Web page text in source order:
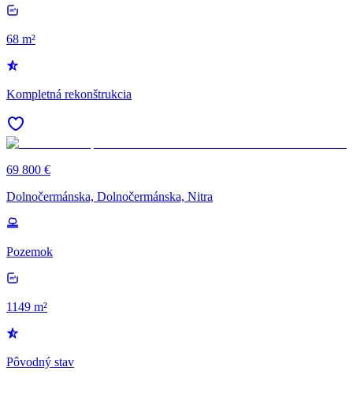
68 m²
Kompletná rekonštrukcia
69 800 €
Dolnočermánska, Dolnočermánska, Nitra
Pozemok
1149 m²
Pôvodný stav